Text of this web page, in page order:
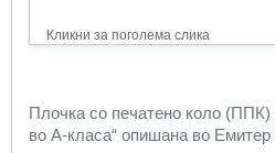
Кликни за поголема слика
Плочка со печатено коло (ППК)
во А-класа“ опишана во Емитер